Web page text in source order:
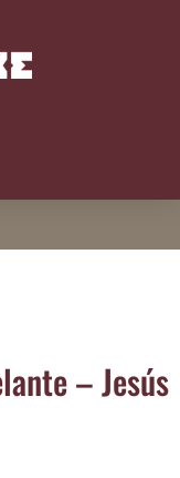
– Jesús